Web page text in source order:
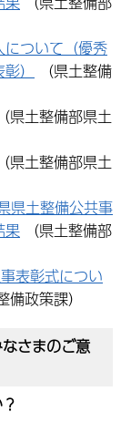
ついて（優秀
）
県土整備公共事
果
表彰式につい
備政策課）
さまのご意